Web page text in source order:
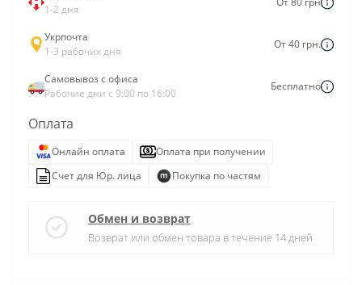
1-2 дня
Укрпочта
1-3 рабочих дня
От 40 грн.
Самовывоз с офиса
Рабочие дни с 9:00 по 16:00
Бесплатно
Оплата
Онлайн оплата
Оплата при получении
Счет для Юр. лица
Покупка по частям
Обмен и возврат
Возврат или обмен товара в течение 14 дней